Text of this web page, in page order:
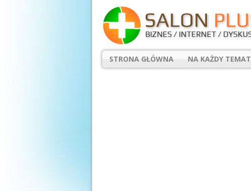
STRONA GŁÓWNA NA KAŻDY TEMAT